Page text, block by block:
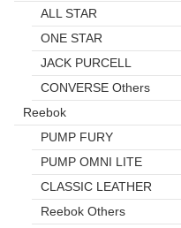
ALL STAR
ONE STAR
JACK PURCELL
CONVERSE Others
Reebok
PUMP FURY
PUMP OMNI LITE
CLASSIC LEATHER
Reebok Others